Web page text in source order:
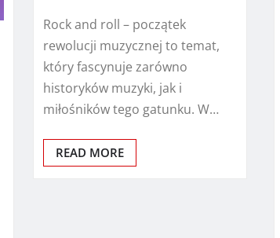
Rock and roll – początek
rewolucji muzycznej to temat,
który fascynuje zarówno
historyków muzyki, jak i
miłośników tego gatunku. W…
READ MORE